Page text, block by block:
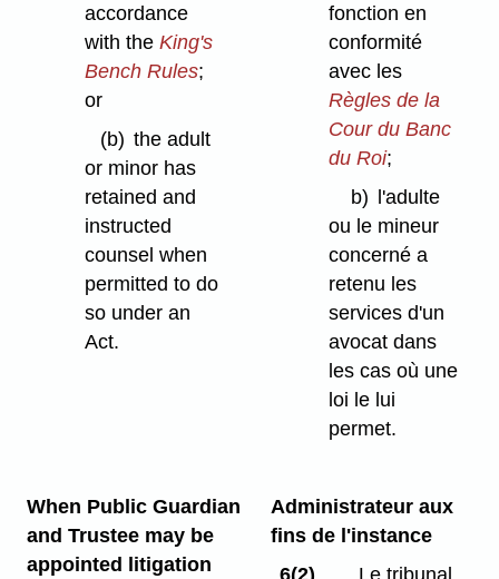
accordance
with theKing's
Bench Rules;
or
(b) the adult
or minor has
retained and
instructed
counsel when
permitted to do
so under an
Act.
fonction en
conformité
avec les
Règles de la
Cour du Banc
du Roi;
b) l'adulte
ou le mineur
concerné a
retenu les
services d'un
avocat dans
les cas où une
loi le lui
permet.
When Public Guardian
and Trustee may be
appointed litigation
Administrateur aux
fins de l'instance
6(2)
Le tribunal